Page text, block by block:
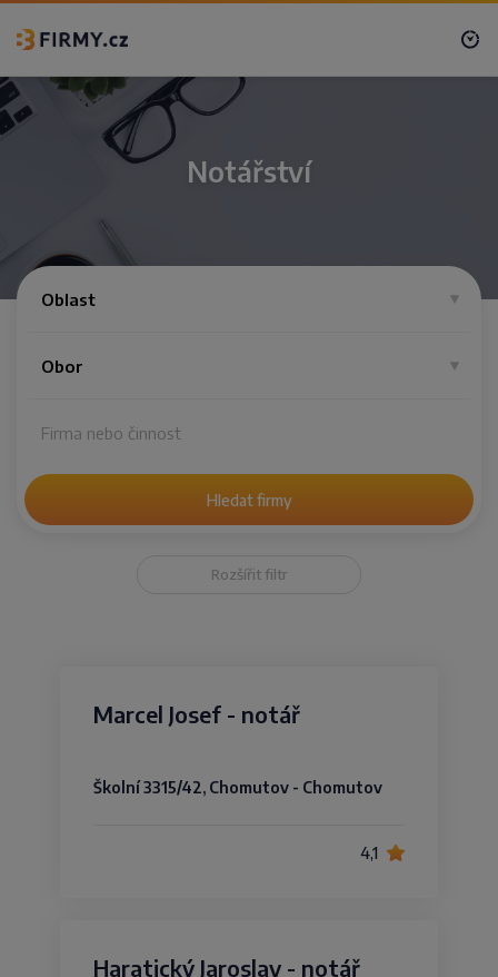
Notářství
Oblast
Obor
Hledat firmy
Rozšířit filtr
Marcel Josef - notář
Školní 3315/42, Chomutov - Chomutov
4,1
Haratický Jaroslav - notář